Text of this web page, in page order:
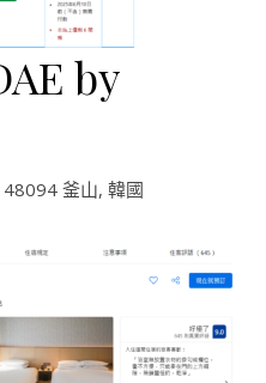
by
釜山, 韓國